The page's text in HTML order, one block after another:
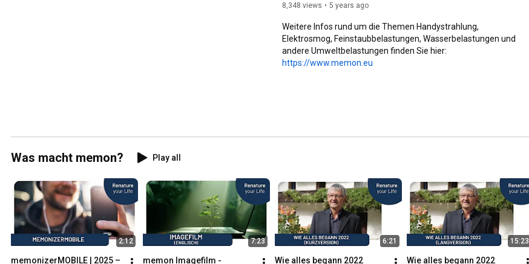
8,348 views 5 years ago
Weitere Infos rund um die Themen Handystrahlung,
Elektrosmog, Feinstaubbelastungen, Wasserbelastungen und
https://www.memon.eu
Was macht memon? Play all
2:12
memonizerMOBILE | 2025 –
7:23
memon Imagefilm -
6:21
Wie alles begann 2022
15:23
Wie alles begann 2022